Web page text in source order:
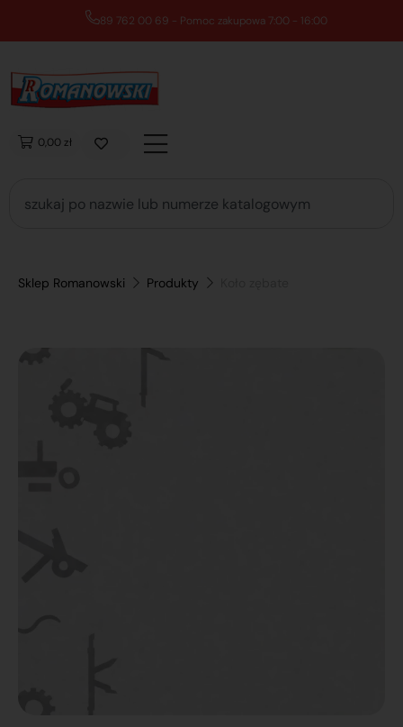
89 762 00 69 - Pomoc zakupowa 7:00 - 16:00
0,00 zł
Sklep Romanowski Produkty